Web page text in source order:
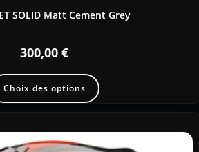
SOLID Matt Cement Grey
300,00 €
Choix des options